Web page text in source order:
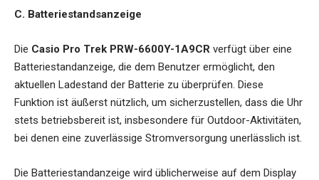
C. Batteriestandsanzeige
Die Casio Pro Trek PRW-6600Y-1A9CR verfügt über eine
Batteriestandanzeige, die dem Benutzer ermöglicht, den
aktuellen Ladestand der Batterie zu überprüfen. Diese
Funktion ist äußerst nützlich, um sicherzustellen, dass die Uhr
stets betriebsbereit ist, insbesondere für Outdoor-Aktivitäten,
bei denen eine zuverlässige Stromversorgung unerlässlich ist.
Die Batteriestandanzeige wird üblicherweise auf dem Display